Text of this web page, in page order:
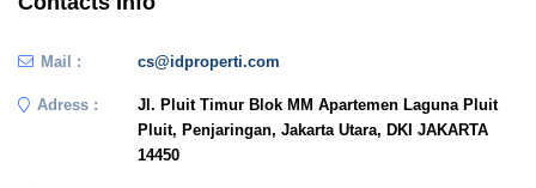
Mail : cs@idproperti.com
Adress :
Jl. Pluit Timur Blok MM Apartemen Laguna Pluit
Pluit, Penjaringan, Jakarta Utara, DKI JAKARTA
14450